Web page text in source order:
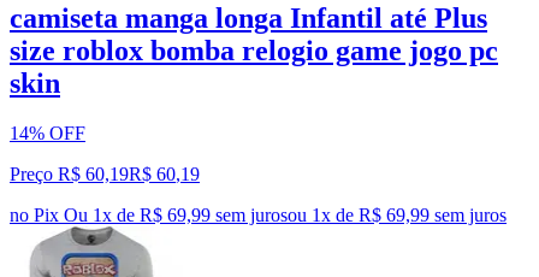
camiseta manga longa Infantil até Plus
size roblox bomba relogio game jogo pc
skin
14% OFF
Preço R$ 60,19R$ 60,19
no Pix Ou 1x de R$ 69,99 sem jurosou 1x de R$ 69,99 sem juros